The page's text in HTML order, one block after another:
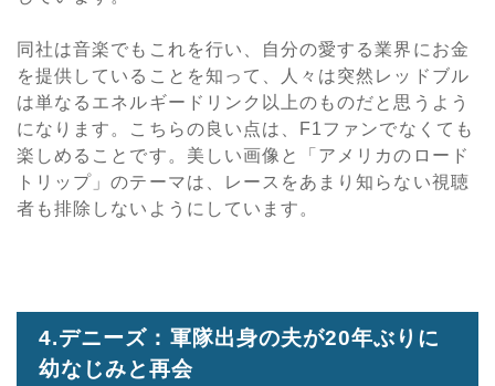
同社は音楽でもこれを行い、自分の愛する業界にお金
を提供していることを知って、人々は突然レッドブル
は単なるエネルギードリンク以上のものだと思うよう
になります。こちらの良い点は、F1ファンでなくても
楽しめることです。美しい画像と「アメリカのロード
トリップ」のテーマは、レースをあまり知らない視聴
者も排除しないようにしています。
4.デニーズ：軍隊出身の夫が20年ぶりに
幼なじみと再会